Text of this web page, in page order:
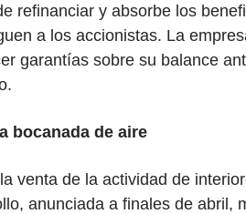
refinanciar y absorbe los
a los accionistas. La
garantías sobre su balance
bocanada de aire
venta de la actividad de
anunciada a finales de abril,